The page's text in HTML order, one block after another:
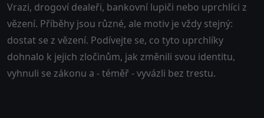
Vrazi, drogoví dealeři, bankovní lupiči nebo uprchlíci z
vězení. Příběhy jsou různé, ale motiv je vždy stejný:
dostat se z vězení. Podívejte se, co tyto uprchlíky
dohnalo k jejich zločinům, jak změnili svou identitu,
vyhnuli se zákonu a - téměř - vyvázli bez trestu.